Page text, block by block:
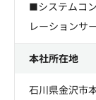
■システムコ
レーションサ
本社所在地
石川県金沢市